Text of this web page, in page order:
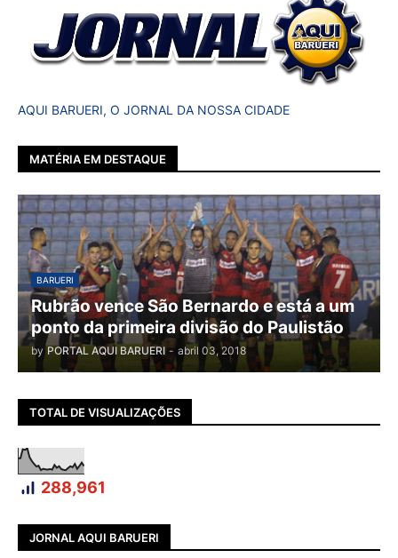
AQUI BARUERI, O JORNAL DA NOSSA CIDADE
MATÉRIA EM DESTAQUE
BARUERI
Rubrão vence São Bernardo e está a um
ponto da primeira divisão do Paulistão
by PORTAL AQUI BARUERI - abril 03, 2018
TOTAL DE VISUALIZAÇÕES
288,961
JORNAL AQUI BARUERI